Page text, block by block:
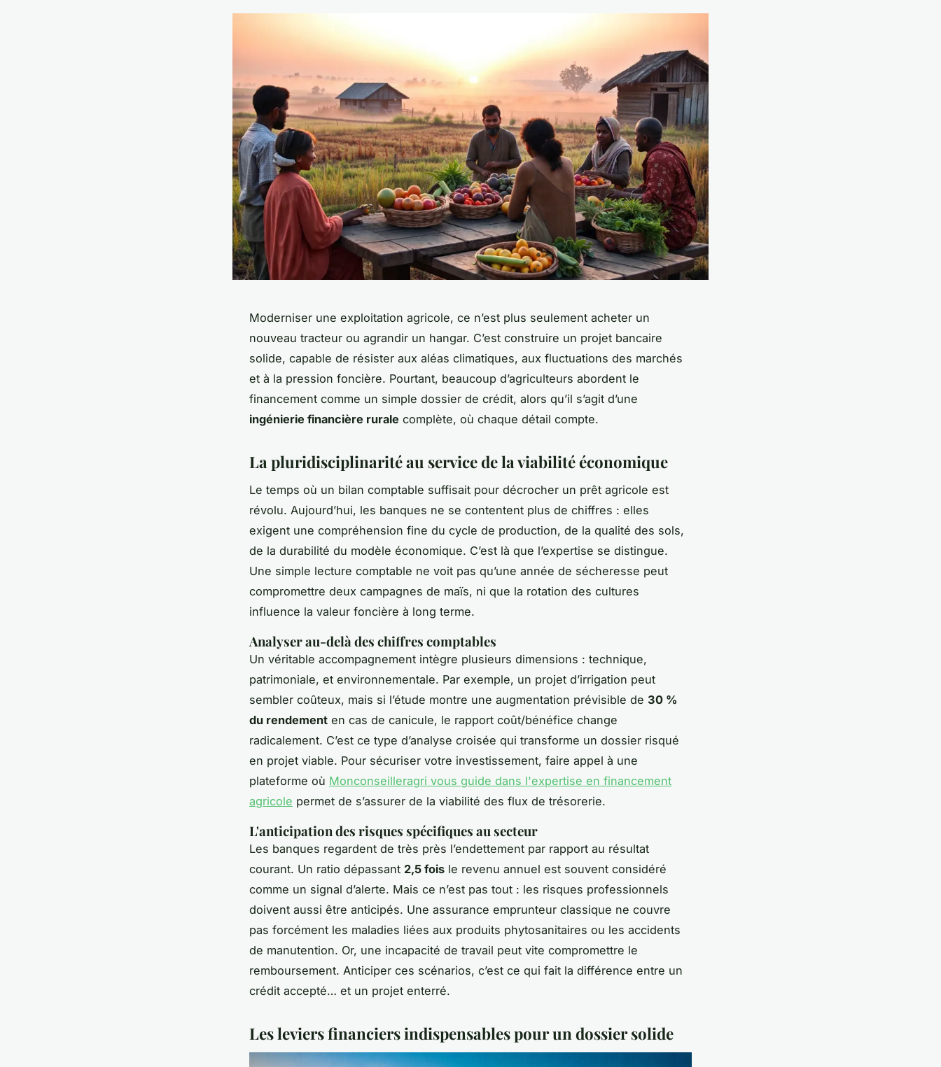
Moderniser une exploitation agricole, ce n’est plus seulement acheter un
nouveau tracteur ou agrandir un hangar. C’est construire un projet bancaire
solide, capable de résister aux aléas climatiques, aux fluctuations des marchés
et à la pression foncière. Pourtant, beaucoup d’agriculteurs abordent le
financement comme un simple dossier de crédit, alors qu’il s’agit d’une
ingénierie financière rurale complète, où chaque détail compte.
La pluridisciplinarité au service de la viabilité économique
Le temps où un bilan comptable suffisait pour décrocher un prêt agricole est
révolu. Aujourd’hui, les banques ne se contentent plus de chiffres : elles
exigent une compréhension fine du cycle de production, de la qualité des sols,
de la durabilité du modèle économique. C’est là que l’expertise se distingue.
Une simple lecture comptable ne voit pas qu’une année de sécheresse peut
compromettre deux campagnes de maïs, ni que la rotation des cultures
influence la valeur foncière à long terme.
Analyser au-delà des chiffres comptables
Un véritable accompagnement intègre plusieurs dimensions : technique,
patrimoniale, et environnementale. Par exemple, un projet d’irrigation peut
sembler coûteux, mais si l’étude montre une augmentation prévisible de 30 %
du rendement en cas de canicule, le rapport coût/bénéfice change
radicalement. C’est ce type d’analyse croisée qui transforme un dossier risqué
en projet viable. Pour sécuriser votre investissement, faire appel à une
plateforme où Monconseilleragri vous guide dans l'expertise en financement
agricole permet de s’assurer de la viabilité des flux de trésorerie.
L'anticipation des risques spécifiques au secteur
Les banques regardent de très près l’endettement par rapport au résultat
courant. Un ratio dépassant 2,5 fois le revenu annuel est souvent considéré
comme un signal d’alerte. Mais ce n’est pas tout : les risques professionnels
doivent aussi être anticipés. Une assurance emprunteur classique ne couvre
pas forcément les maladies liées aux produits phytosanitaires ou les accidents
de manutention. Or, une incapacité de travail peut vite compromettre le
remboursement. Anticiper ces scénarios, c’est ce qui fait la différence entre un
crédit accepté… et un projet enterré.
Les leviers financiers indispensables pour un dossier solide